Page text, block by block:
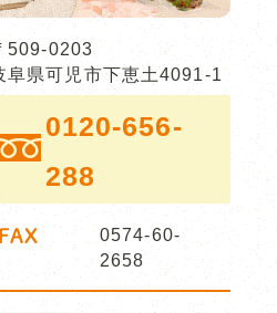
509-0203
阜県可児市下恵土4091-1
0120-656-
288
0574-60-
2658